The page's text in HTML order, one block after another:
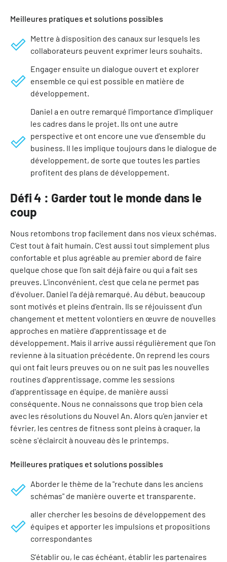
Meilleures pratiques et solutions possibles
Mettre à disposition des canaux sur lesquels les
collaborateurs peuvent exprimer leurs souhaits.
Engager ensuite un dialogue ouvert et explorer
ensemble ce qui est possible en matière de
développement.
Daniel a en outre remarqué l'importance d'impliquer
les cadres dans le projet. Ils ont une autre
perspective et ont encore une vue d'ensemble du
business. Il les implique toujours dans le dialogue de
développement, de sorte que toutes les parties
profitent des plans de développement.
Défi 4 : Garder tout le monde dans le
coup
Nous retombons trop facilement dans nos vieux schémas.
C'est tout à fait humain. C'est aussi tout simplement plus
confortable et plus agréable au premier abord de faire
quelque chose que l'on sait déjà faire ou qui a fait ses
preuves. L'inconvénient, c'est que cela ne permet pas
d'évoluer. Daniel l'a déjà remarqué. Au début, beaucoup
sont motivés et pleins d'entrain. Ils se réjouissent d'un
changement et mettent volontiers en œuvre de nouvelles
approches en matière d'apprentissage et de
développement. Mais il arrive aussi régulièrement que l'on
revienne à la situation précédente. On reprend les cours
qui ont fait leurs preuves ou on ne suit pas les nouvelles
routines d'apprentissage, comme les sessions
d'apprentissage en équipe, de manière aussi
conséquente. Nous ne connaissons que trop bien cela
avec les résolutions du Nouvel An. Alors qu'en janvier et
février, les centres de fitness sont pleins à craquer, la
scène s'éclaircit à nouveau dès le printemps.
Meilleures pratiques et solutions possibles
Aborder le thème de la "rechute dans les anciens
schémas" de manière ouverte et transparente.
aller chercher les besoins de développement des
équipes et apporter les impulsions et propositions
correspondantes
S'établir ou, le cas échéant, établir les partenaires